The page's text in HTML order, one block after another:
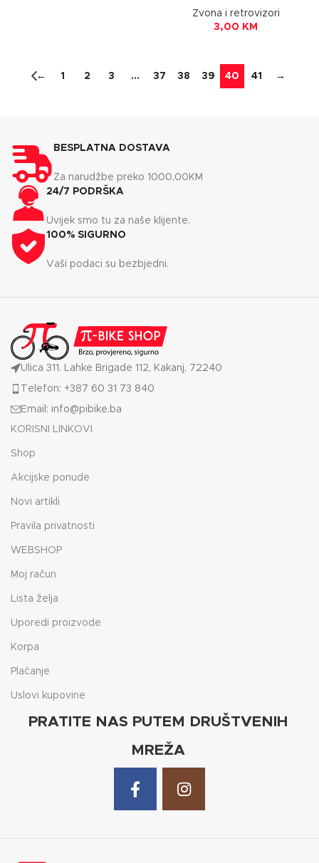
Zvona i retrovizori
3,00 KM
← 1 2 3 … 37 38 39 40 41 →
BESPLATNA DOSTAVA
Za narudžbe preko 1000,00KM
24/7 PODRŠKA
Uvijek smo tu za naše klijente.
100% SIGURNO
Vaši podaci su bezbjedni.
Ulica 311. Lahke Brigade 112, Kakanj, 72240
Telefon: +387 60 31 73 840
Email: info@pibike.ba
KORISNI LINKOVI
Shop
Akcijske ponude
Novi artikli
Pravila privatnosti
WEBSHOP
Moj račun
Lista želja
Uporedi proizvode
Korpa
Plaćanje
Uslovi kupovine
PRATITE NAS PUTEM DRUŠTVENIH
MREŽA